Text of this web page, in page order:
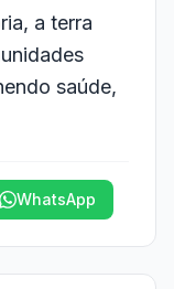
a terra
saúde,
WhatsApp